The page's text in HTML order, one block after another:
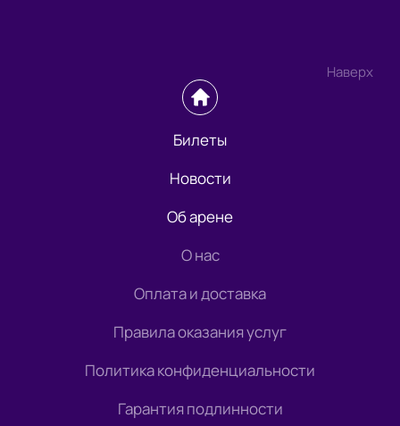
Наверх
Билеты
Новости
Об арене
О нас
Оплата и доставка
Правила оказания услуг
Политика конфиденциальности
Гарантия подлинности